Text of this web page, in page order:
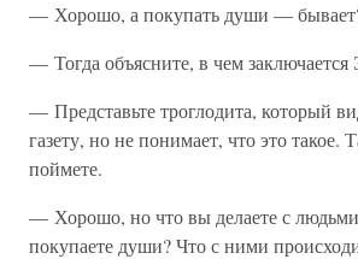
— Хорошо, а покупать души —
— Тогда объясните, в чем
— Представьте троглодита, который
газету, но не понимает, что это такое.
поймете.
— Хорошо, но что вы делаете с
покупаете души? Что с ними